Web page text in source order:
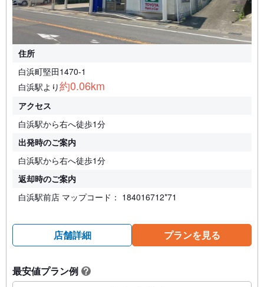
住所
白浜町堅田1470-1
白浜駅より約0.06km
アクセス
白浜駅から右へ徒歩1分
出発時のご案内
白浜駅から右へ徒歩1分
返却時のご案内
白浜駅前店 マップコード： 184016712*71
店舗詳細 プランを見る
最安値プラン例 ?